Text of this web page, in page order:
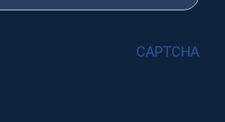
CAPTCHA